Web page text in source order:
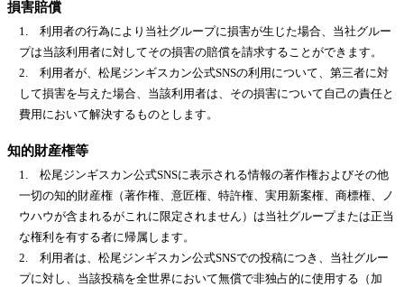
損害賠償
1. 利用者の行為により当社グループに損害が生じた場合、当社グルー
プは当該利用者に対してその損害の賠償を請求することができます。
2. 利用者が、松尾ジンギスカン公式SNSの利用について、第三者に対
して損害を与えた場合、当該利用者は、その損害について自己の責任と
費用において解決するものとします。
知的財産権等
1. 松尾ジンギスカン公式SNSに表示される情報の著作権およびその他
一切の知的財産権（著作権、意匠権、特許権、実用新案権、商標権、ノ
ウハウが含まれるがこれに限定されません）は当社グループまたは正当
な権利を有する者に帰属します。
2. 利用者は、松尾ジンギスカン公式SNSでの投稿につき、当社グルー
プに対し、当該投稿を全世界において無償で非独占的に使用する（加